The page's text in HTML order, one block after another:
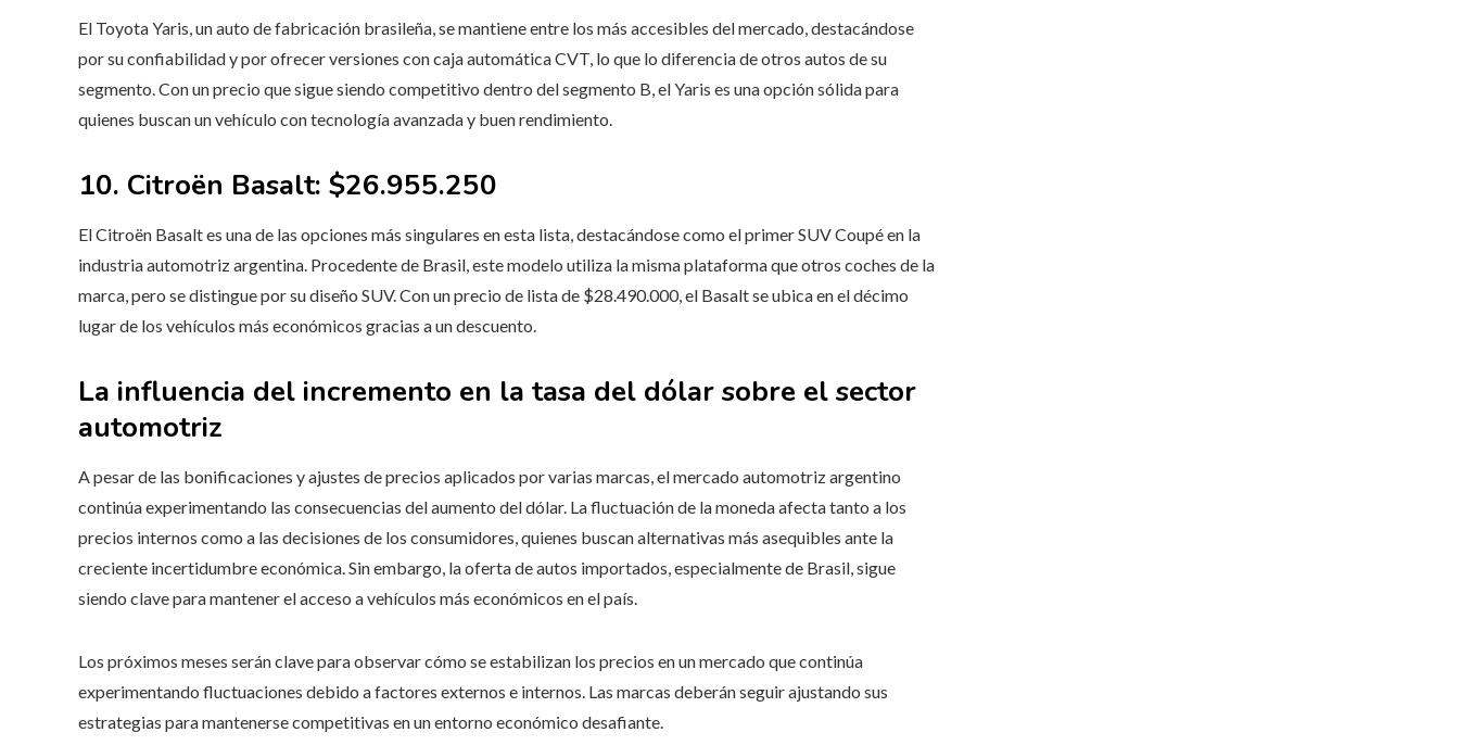
El Toyota Yaris, un auto de fabricación brasileña, se mantiene entre los más accesibles del mercado, destacándose
por su confiabilidad y por ofrecer versiones con caja automática CVT, lo que lo diferencia de otros autos de su
segmento. Con un precio que sigue siendo competitivo dentro del segmento B, el Yaris es una opción sólida para
quienes buscan un vehículo con tecnología avanzada y buen rendimiento.
10. Citroën Basalt: $26.955.250
El Citroën Basalt es una de las opciones más singulares en esta lista, destacándose como el primer SUV Coupé en la
industria automotriz argentina. Procedente de Brasil, este modelo utiliza la misma plataforma que otros coches de la
marca, pero se distingue por su diseño SUV. Con un precio de lista de $28.490.000, el Basalt se ubica en el décimo
lugar de los vehículos más económicos gracias a un descuento.
La influencia del incremento en la tasa del dólar sobre el sector
automotriz
A pesar de las bonificaciones y ajustes de precios aplicados por varias marcas, el mercado automotriz argentino
continúa experimentando las consecuencias del aumento del dólar. La fluctuación de la moneda afecta tanto a los
precios internos como a las decisiones de los consumidores, quienes buscan alternativas más asequibles ante la
creciente incertidumbre económica. Sin embargo, la oferta de autos importados, especialmente de Brasil, sigue
siendo clave para mantener el acceso a vehículos más económicos en el país.
Los próximos meses serán clave para observar cómo se estabilizan los precios en un mercado que continúa
experimentando fluctuaciones debido a factores externos e internos. Las marcas deberán seguir ajustando sus
estrategias para mantenerse competitivas en un entorno económico desafiante.